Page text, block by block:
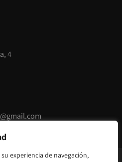
experiencia de navegación,
4